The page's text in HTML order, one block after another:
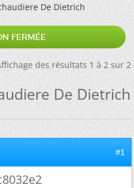
De Dietrich
FERMÉE
des résultats 1 à 2 sur 2
De Dietrich
#1